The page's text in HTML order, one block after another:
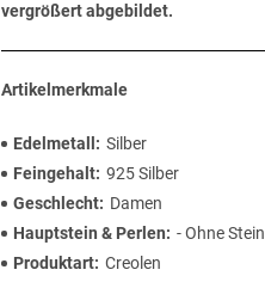
vergrößert abgebildet.
Artikelmerkmale
Edelmetall
Silber
Feingehalt 925 Silber
Geschlecht
Damen
Hauptstein & Perlen
- Ohne Stein
Produktart Creolen